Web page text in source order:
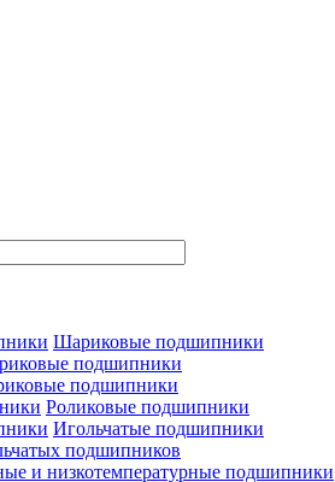
Шариковые подшипники
подшипники
подшипники
Роликовые подшипники
Игольчатые подшипники
подшипников